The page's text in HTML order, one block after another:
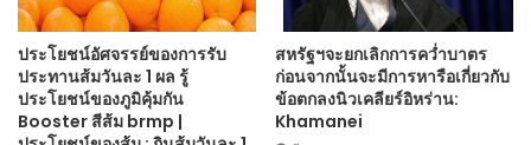
ประโยชน์อัศจรรย์ของการรับ
ประทานส้มวันละ 1 ผล รู้
ประโยชน์ของภูมิคุ้มกัน
Booster สีส้ม brmp |
สหรัฐฯจะยกเลิกการคว่ำบาตร
ก่อนจากนั้นจะมีการหารือเกี่ยวกับ
ข้อตกลงนิวเคลียร์อิหร่าน:
Khamanei